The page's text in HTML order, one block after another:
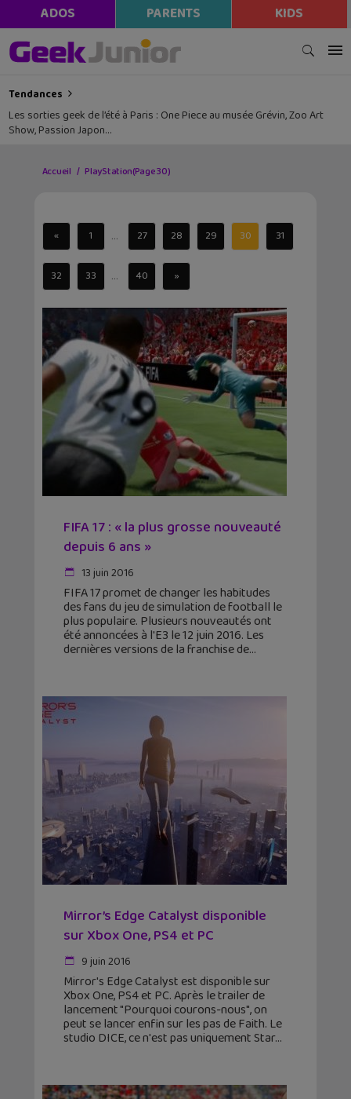
ADOS PARENTS KIDS
Tendances
Les sorties geek de l’été à Paris : One Piece au musée Grévin, Zoo Art
Show, Passion Japon…
Accueil PlayStation(Page 30)
« 1 ... 27 28 29 30 31
32 33 ... 40 »
FIFA 17 : « la plus grosse nouveauté
depuis 6 ans »
13 juin 2016
FIFA 17 promet de changer les habitudes
des fans du jeu de simulation de football le
plus populaire. Plusieurs nouveautés ont
été annoncées à l'E3 le 12 juin 2016. Les
dernières versions de la franchise de
Mirror’s Edge Catalyst disponible
sur Xbox One, PS4 et PC
9 juin 2016
Mirror's Edge Catalyst est disponible sur
Xbox One, PS4 et PC. Après le trailer de
lancement "Pourquoi courons-nous", on
peut se lancer enfin sur les pas de Faith. Le
studio DICE, ce n'est pas uniquement Star